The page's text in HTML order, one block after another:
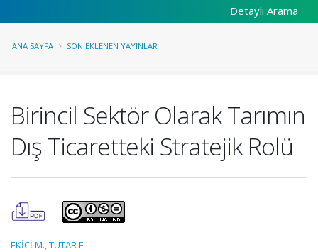
Detaylı Arama
ANA SAYFA SON EKLENEN YAYINLAR
Birincil Sektör Olarak Tarımın
Dış Ticaretteki Stratejik Rolü
EKİCİ M.,TUTAR F.